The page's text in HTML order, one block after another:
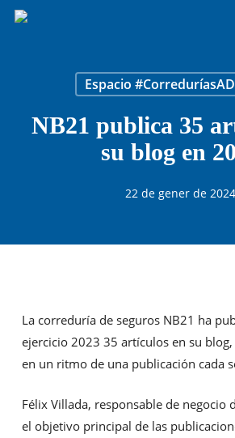
Skip
Espacio
NB21 publica 35
su blog en
22 de gener de 2024
La correduría de seguros NB21 ha
ejercicio 2023 35 artículos en su
en un ritmo de una publicación cada
Félix Villada, responsable de negocio
el objetivo principal de las